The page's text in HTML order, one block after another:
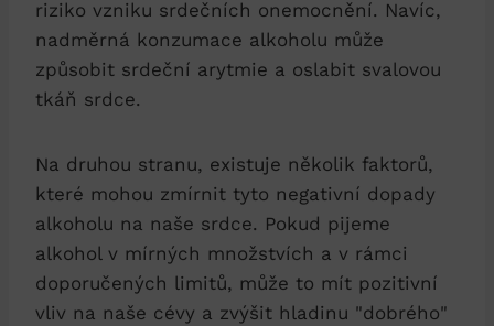
riziko vzniku srdečních onemocnění. Navíc,
nadměrná konzumace alkoholu může
způsobit srdeční arytmie a oslabit svalovou
tkáň srdce.
Na druhou stranu, existuje několik faktorů,
které mohou zmírnit tyto negativní dopady
alkoholu na naše srdce. Pokud pijeme
alkohol v mírných množstvích a v rámci
doporučených limitů, může to mít pozitivní
vliv na naše cévy a zvýšit hladinu "dobrého"